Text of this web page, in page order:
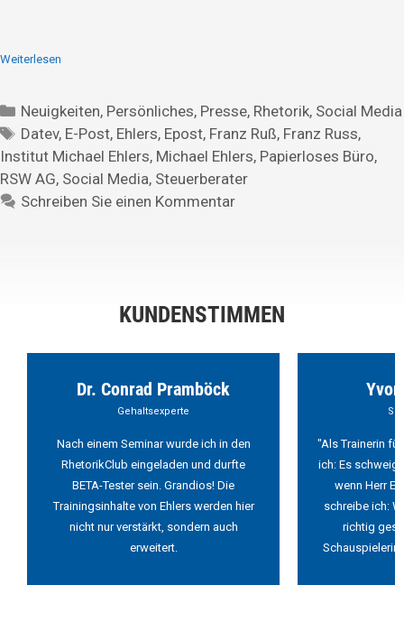
Weiterlesen
Neuigkeiten, Persönliches, Presse, Rhetorik, Social Media
Datev, E-Post, Ehlers, Epost, Franz Ruß, Franz Russ,
Institut Michael Ehlers, Michael Ehlers, Papierloses Büro,
RSW AG, Social Media, Steuerberater
Schreiben Sie einen Kommentar
KUNDENSTIMMEN
Dr. Conrad Pramböck
Gehaltsexperte
Nach einem Seminar wurde ich in den
RhetorikClub eingeladen und durfte
BETA-Tester sein. Grandios! Die
Trainingsinhalte von Ehlers werden hier
nicht nur verstärkt, sondern auch
erweitert.
"Als Trainerin
ich: Es
wenn Herr
schreibe ich:
richtig
Schauspielerin